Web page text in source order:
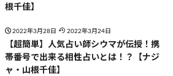
根千佳】
2022年3月28日 2022年3月24日
【超簡単】人気占い師シウマが伝授！携
帯番号で出来る相性占いとは！？【ナジ
ャ・山根千佳】